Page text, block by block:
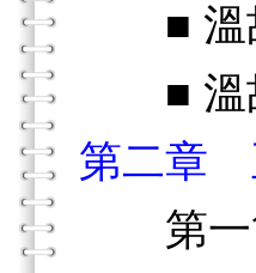
■ 溫故
■ 溫故
第二章
第一